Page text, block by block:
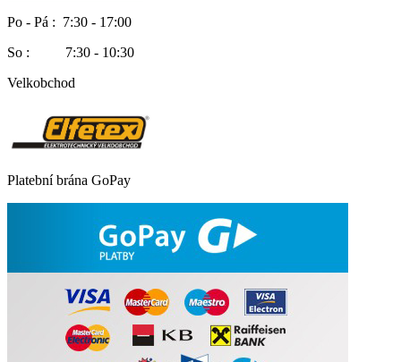
Po - Pá : 7:30 - 17:00
So : 7:30 - 10:30
Velkobchod
Platební brána GoPay